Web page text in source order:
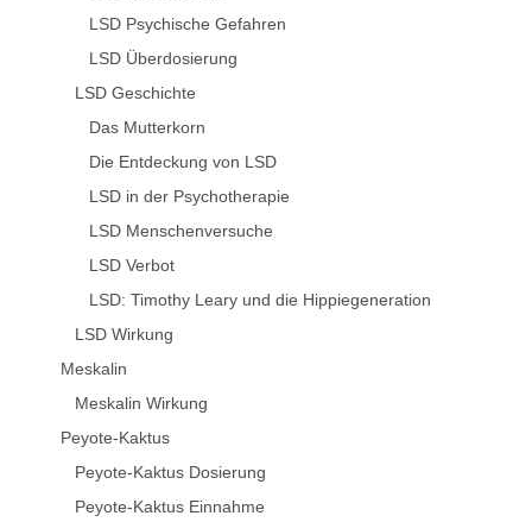
LSD Psychische Gefahren
LSD Überdosierung
LSD Geschichte
Das Mutterkorn
Die Entdeckung von LSD
LSD in der Psychotherapie
LSD Menschenversuche
LSD Verbot
LSD: Timothy Leary und die Hippiegeneration
LSD Wirkung
Meskalin
Meskalin Wirkung
Peyote-Kaktus
Peyote-Kaktus Dosierung
Peyote-Kaktus Einnahme